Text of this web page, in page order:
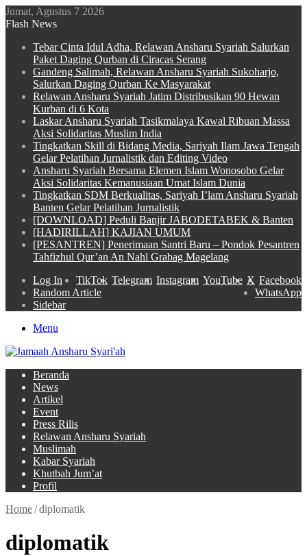
Jumat, Agustus 7 2026
Flash News
Tebar Cinta Idul Adha, Relawan Ansharu Syariah Salurkan
Paket Daging Qurban di Ciracas Serang
Gandeng Salimah, Relawan Ansharu Syariah Sukoharjo,
Salurkan Daging Qurban Ke Masyarakat
Relawan Ansharu Syariah Jatim Distribusikan 90 Hewan
Kurban di 6 Kota
Laskar Ansharu Syariah Tasikmalaya Kawal Ribuan Massa
Aksi Solidaritas Muslim India
Tingkatkan Skill di Bidang Media, Sariyah Ilam Jawa Tengah
Gelar Pelatihan Jurnalistik dan Editing Video
Ansharu Syariah Bersama Elemen Islam Wonosobo Gelar
Aksi Solidaritas Kemanusiaan Umat Islam Dunia
Tingkatkan SDM Berkualitas, Sariyah I’lam Ansharu Syariah
Banten Gelar Pelatihan Jurnalistik
[DOWNLOAD] Peduli Banjir JABODETABEK & Banten
[HADIRILLAH] KAJIAN UMUM
[PESANTREN] Penerimaan Santri Baru – Pondok Pesantren
Tahfizhul Qur’an An Nahl Grabag Magelang
Facebook
X
YouTube
Instagram
Telegram
TikTok
WhatsApp
Log In
Random Article
Sidebar
Menu
Beranda
News
Artikel
Event
Press Rilis
Relawan Ansharu Syariah
Muslimah
Kabar Syariah
Khutbah Jum’at
Profil
Home/diplomatik
diplomatik